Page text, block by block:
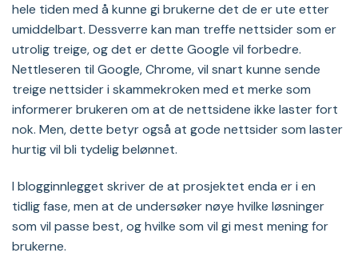
hele tiden med å kunne gi brukerne det de er ute etter
umiddelbart. Dessverre kan man treffe nettsider som er
utrolig treige, og det er dette Google vil forbedre.
Nettleseren til Google, Chrome, vil snart kunne sende
treige nettsider i skammekroken med et merke som
informerer brukeren om at de nettsidene ikke laster fort
nok. Men, dette betyr også at gode nettsider som laster
hurtig vil bli tydelig belønnet.
I blogginnlegget skriver de at prosjektet enda er i en
tidlig fase, men at de undersøker nøye hvilke løsninger
som vil passe best, og hvilke som vil gi mest mening for
brukerne.